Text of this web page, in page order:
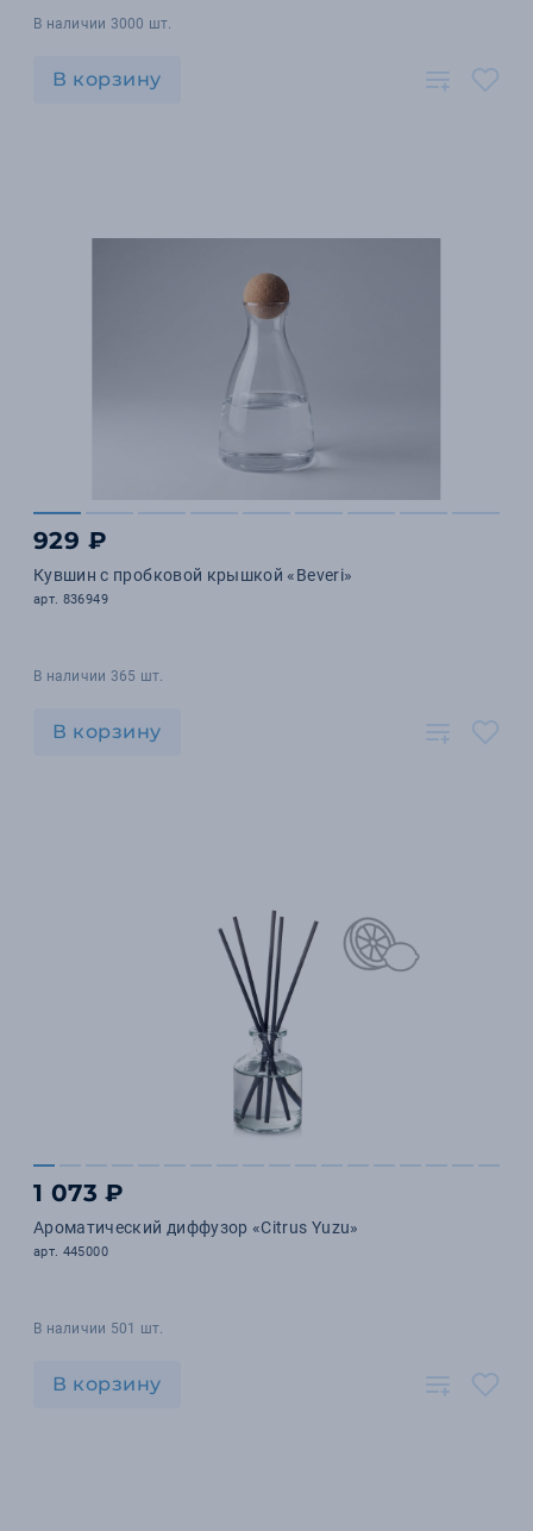
В наличии 3000 шт.
В корзину
929 ₽
Кувшин с пробковой крышкой «Beveri»
арт. 836949
В наличии 365 шт.
В корзину
1 073 ₽
Ароматический диффузор «Citrus Yuzu»
арт. 445000
В наличии 501 шт.
В корзину